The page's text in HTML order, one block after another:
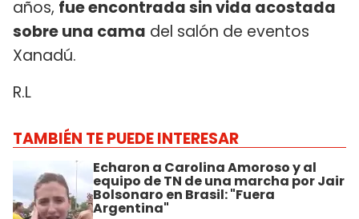
años, fue encontrada sin vida acostada
sobre una cama del salón de eventos
Xanadú.
R.L
TAMBIÉN TE PUEDE INTERESAR
Echaron a Carolina Amoroso y al
equipo de TN de una marcha por Jair
Bolsonaro en Brasil: "Fuera
Argentina"